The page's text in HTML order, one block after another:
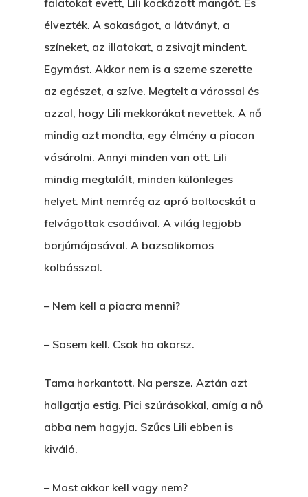
falatokat evett, Lili kockázott mangót. És
élvezték. A sokaságot, a látványt, a
színeket, az illatokat, a zsivajt mindent.
Egymást. Akkor nem is a szeme szerette
az egészet, a szíve. Megtelt a várossal és
azzal, hogy Lili mekkorákat nevettek. A nő
mindig azt mondta, egy élmény a piacon
vásárolni. Annyi minden van ott. Lili
mindig megtalált, minden különleges
helyet. Mint nemrég az apró boltocskát a
felvágottak csodáival. A világ legjobb
borjúmájasával. A bazsalikomos
kolbásszal.
– Nem kell a piacra menni?
– Sosem kell. Csak ha akarsz.
Tama horkantott. Na persze. Aztán azt
hallgatja estig. Pici szúrásokkal, amíg a nő
abba nem hagyja. Szűcs Lili ebben is
kiváló.
– Most akkor kell vagy nem?
Nem Szégyen Az
És Akkor A Balta
Pofád, Az Van!
Ment A Hűtlen
FELICITÁ
Betli
AZ IGAZI AJÁNDÉK
Párizs És Újra MI
Wow Look At This!
This is an optional,
customizable off canvas
The Castle
Unit 345
2500 Castle Dr
Manhattan, NY